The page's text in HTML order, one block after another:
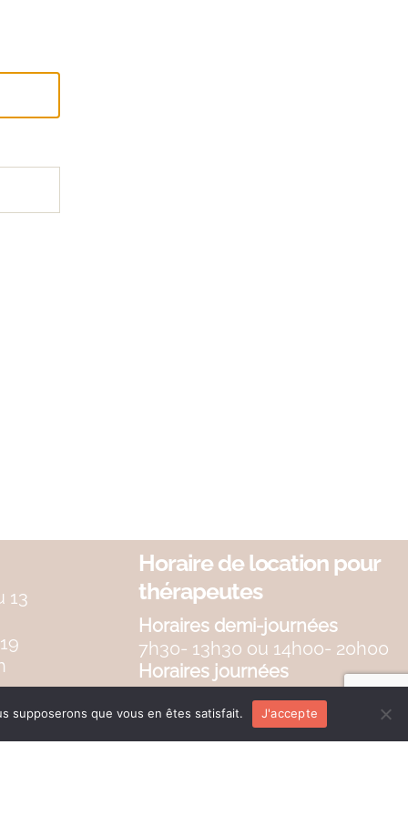
13
Horaire de location pour
thérapeutes
Horaires demi-journées
7h30- 13h30 ou 14h00- 20h00
Horaires journées
7h30-20h00
supposerons que vous en êtes satisfait. J'accepte